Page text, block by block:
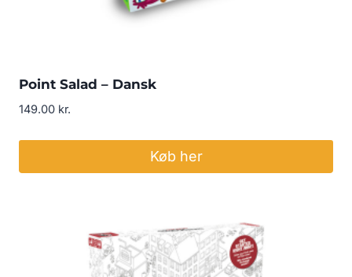
Point Salad – Dansk
149.00 kr.
Køb her